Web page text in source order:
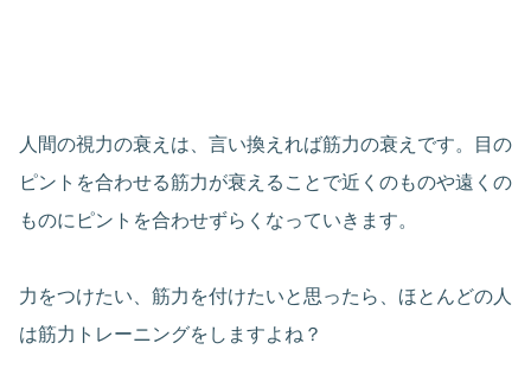
人間の視力の衰えは、言い換えれば筋力の衰えです。目の
ピントを合わせる筋力が衰えることで近くのものや遠くの
ものにピントを合わせずらくなっていきます。
力をつけたい、筋力を付けたいと思ったら、ほとんどの人
は筋力トレーニングをしますよね？